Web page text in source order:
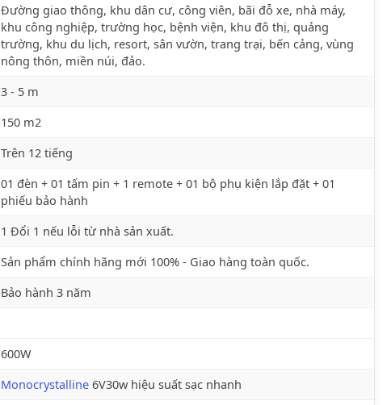
Đường giao thông, khu dân cư, công viên, bãi đỗ xe, nhà máy,
khu công nghiệp, trường học, bệnh viện, khu đô thị, quảng
trường, khu du lịch, resort, sân vườn, trang trại, bến cảng, vùng
nông thôn, miền núi, đảo.
3 - 5 m
150 m2
Trên 12 tiếng
01 đèn + 01 tấm pin + 1 remote + 01 bộ phụ kiện lắp đặt + 01
phiếu bảo hành
1 Đổi 1 nếu lỗi từ nhà sản xuất.
Sản phẩm chính hãng mới 100% - Giao hàng toàn quốc.
Bảo hành 3 năm
600W
Monocrystalline6V30w hiệu suất sạc nhanh